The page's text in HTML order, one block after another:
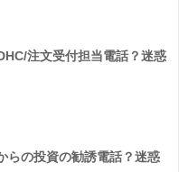
注文受付担当電話？迷惑
の投資の勧誘電話？迷惑